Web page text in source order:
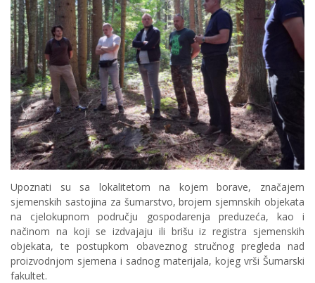
Upoznati su sa lokalitetom na kojem borave, značajem
sjemenskih sastojina za šumarstvo, brojem sjemnskih objekata
na cjelokupnom području gospodarenja preduzeća, kao i
načinom na koji se izdvajaju ili brišu iz registra sjemenskih
objekata, te postupkom obaveznog stručnog pregleda nad
proizvodnjom sjemena i sadnog materijala, kojeg vrši Šumarski
fakultet.